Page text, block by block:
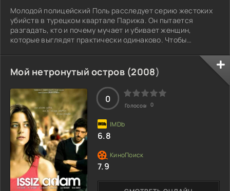
Молодой полицейский Поль расследует серию жестоких
убийств в турецком квартале Парижа. Он пытается
разгадать, кто и почему мучает и убивает женщин,
которые выглядят практически одинаково. Чтобы
Шифферу — опытному полицейскому с сомнительной
репутацией. У них непростые отношения, но оба готовы
рискнуть, чтобы выйти на след неуловимого преступника.
По мере их исследования становится ясно, что за этими
убийствами скрывается нечто большее, чем просто
Мой нетронутый остров (2008)
0
Голосов: 0
6.8
7.9